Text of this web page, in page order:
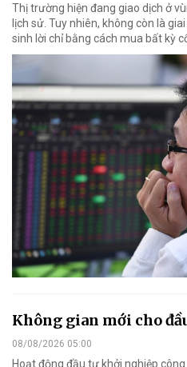
Thị trường hiện đang giao dịch ở
lịch sử. Tuy nhiên, không còn là
sinh lời chỉ bằng cách mua bất kỳ
Không gian mới cho
08/08/2026 05:00
Hoạt động đầu tư khởi nghiệp